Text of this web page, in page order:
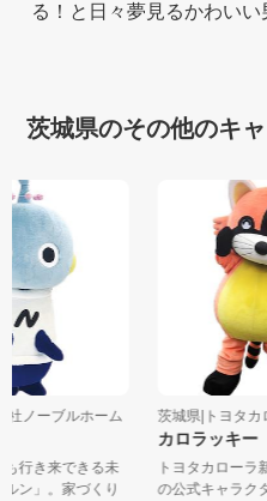
る！と日々夢見るかわいい
茨城県のその他のキ
社ノーブルホーム
も行き来できる未
ルン」。家づくり
茨城県|トヨタ
カロラッキー
トヨタカロー
の公式キャラ